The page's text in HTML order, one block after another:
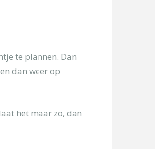
te plannen. Dan
dan weer op
het maar zo, dan